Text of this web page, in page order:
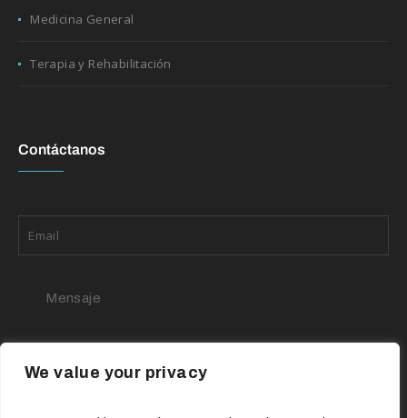
We value your privacy
Medicina General
Terapia y Rehabilitación
Contáctanos